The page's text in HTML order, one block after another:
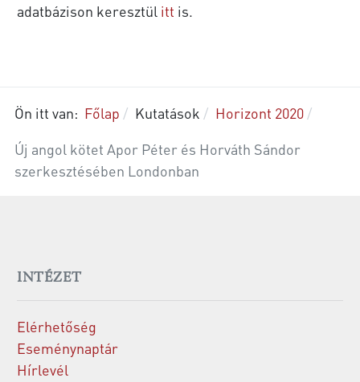
adatbázison keresztül itt is.
Ön itt van: Főlap Kutatások
Horizont 2020
Új angol kötet Apor Péter és Horváth Sándor
szerkesztésében Londonban
INTÉZET
Elérhetőség
Eseménynaptár
Hírlevél